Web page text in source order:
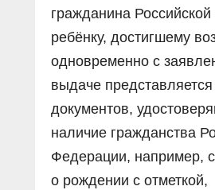
гражданина
ребёнку, достигшему
одновременно с
выдаче
документов,
наличие гражданства
Федерации, например,
о рождении с отметкой,